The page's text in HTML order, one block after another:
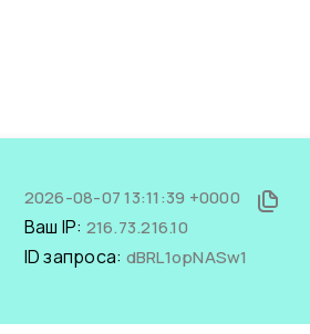
2026-08-07 13:11:39 +0000
Ваш IP: 216.73.216.10
ID запроса: dBRL1opNASw1